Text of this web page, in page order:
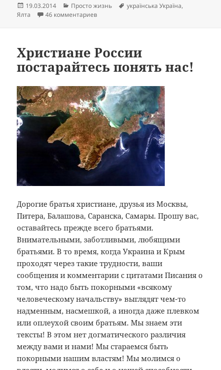
Опубликовано
19.03.2014 Рубрики
Просто жизнь Метки
українська Україна,
Ялта
46 комментариевк записи Я Крымчанин. Боль утраты.
Христиане России
постарайтесь понять нас!
Дорогие братья христиане, друзья из Москвы,
Питера, Балашова, Саранска, Самары. Прошу вас,
оставайтесь прежде всего братьями.
Внимательными, заботливыми, любящими
братьями. В то время, когда Украина и Крым
проходят через такие трудности, ваши
сообщения и комментарии с цитатами Писания о
том, что надо быть покорными «всякому
человеческому начальству» выглядят чем-то
надменным, насмешкой, а иногда даже плевком
или оплеухой своим братьям. Мы знаем эти
тексты! В этом нет догматического различия
между вами и нами! Мы стараемся быть
покорными нашим властям! Мы молимся о